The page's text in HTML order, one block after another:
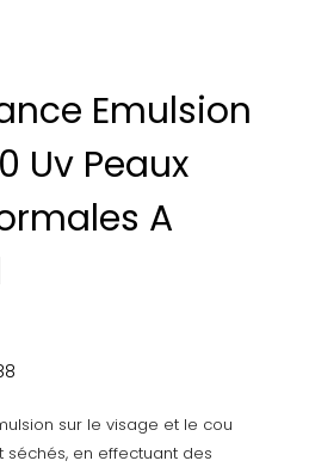
Emulsion
Uv Peaux
A
sur le visage et le cou
en effectuant des